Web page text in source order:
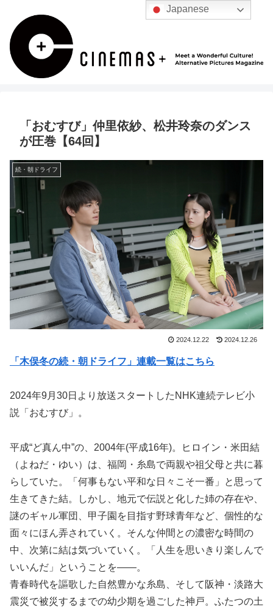
「おむすび」仲里依紗、松井玲奈のダンス
が圧巻【64回】
続・朝ドライフ
2024.12.22 2024.12.26
「木俣冬の続・朝ドライフ」連載一覧はこちら
2024年9月30日より放送スタートしたNHK連続テレビ小
説「おむすび」。
平成“ど真ん中”の、2004年(平成16年)。ヒロイン・米田結
（よねだ・ゆい）は、福岡・糸島で両親や祖父母と共に暮
らしていた。「何事もない平和な日々こそ一番」と思って
生きてきた結。しかし、地元で伝説と化した姉の存在や、
謎のギャル軍団、甲子園を目指す野球青年など、個性的な
面々にほん弄されていく。そんな仲間との濃密な時間の
中、次第に結は気づいていく。「人生を思いきり楽しんで
いいんだ」ということを――。
青春時代を謳歌した自然豊かな糸島、そして阪神・淡路大
震災で被災するまでの幼少期を過ごした神戸。ふたつの土
Japanese